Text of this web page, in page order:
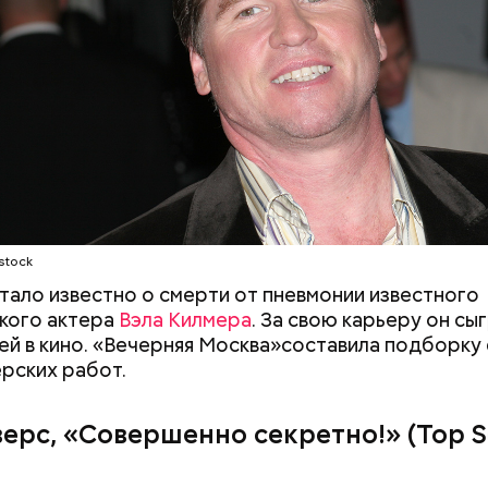
на качелях и
какие
в России
День арбуза и День поцелуев
с зеркалом: какие праздники
известно о смерти от пневмонии известного
актера Вэла Килмера. За свою карьеру он
в кино. «Вечерняя Москва»составила
работ.
«Совершенно секретно!» (Top
секретно!» (Top Secret!, 1984)